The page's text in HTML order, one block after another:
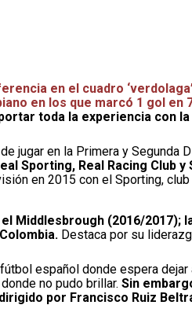
en el cuadro
en los que marcó 1 gol en
toda la experiencia con
jugar en la Primera y Segunda
Sporting, Real Racing Club y
en 2015 con el Sporting,
Middlesbrough (2016/2017);
Destaca por su
español donde espera
no pudo brillar. Sin
por Francisco Ruiz